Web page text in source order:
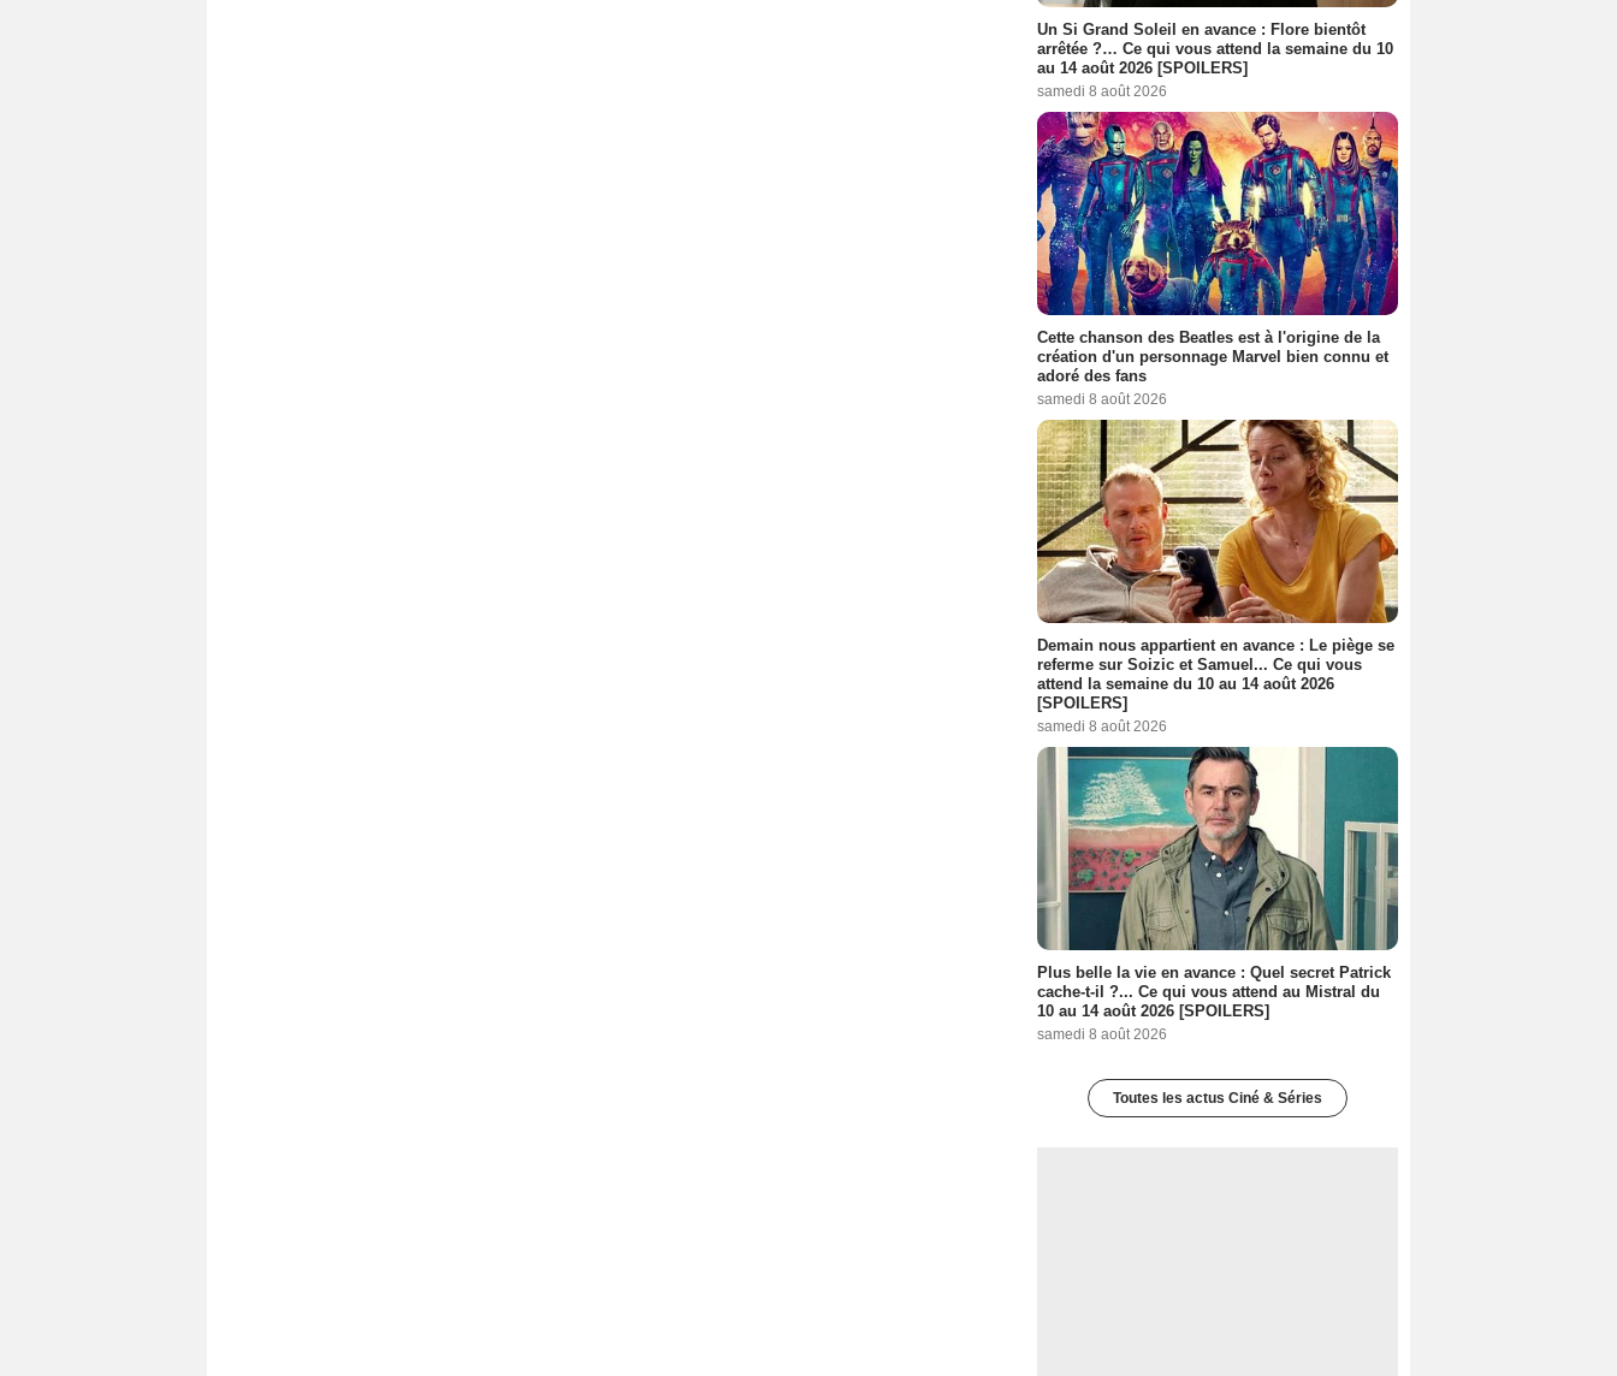
Un Si Grand Soleil en avance : Flore bientôt
arrêtée ?… Ce qui vous attend la semaine du 10
au 14 août 2026 [SPOILERS]
samedi 8 août 2026
Cette chanson des Beatles est à l'origine de la
création d'un personnage Marvel bien connu et
adoré des fans
samedi 8 août 2026
Demain nous appartient en avance : Le piège se
referme sur Soizic et Samuel... Ce qui vous
attend la semaine du 10 au 14 août 2026
[SPOILERS]
samedi 8 août 2026
Plus belle la vie en avance : Quel secret Patrick
cache-t-il ?... Ce qui vous attend au Mistral du
10 au 14 août 2026 [SPOILERS]
samedi 8 août 2026
Toutes les actus Ciné & Séries